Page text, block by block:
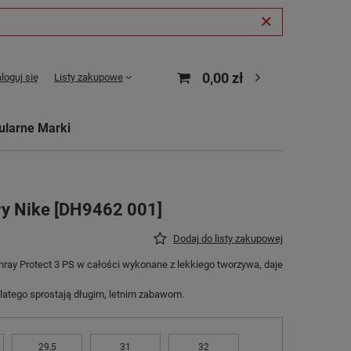
się Listy zakupowe 0,00 zł
Marki
Nike [DH9462 001]
Dodaj do listy zakupowej
Protect 3 PS w całości wykonane z lekkiego tworzywa, daje
sprostają długim, letnim zabawom.
29,5 31 32